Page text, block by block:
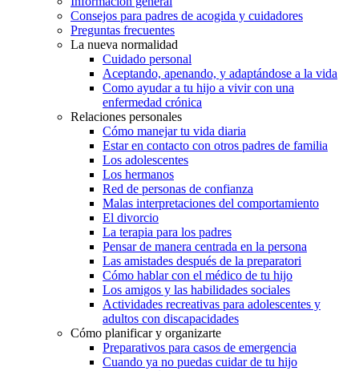
Consejos para padres de acogida y cuidadores
Preguntas frecuentes
La nueva normalidad
Cuidado personal
Aceptando, apenando, y adaptándose a la vida
Como ayudar a tu hijo a vivir con una
enfermedad crónica
Relaciones personales
Cómo manejar tu vida diaria
Estar en contacto con otros padres de familia
Los adolescentes
Los hermanos
Red de personas de confianza
Malas interpretaciones del comportamiento
El divorcio
La terapia para los padres
Pensar de manera centrada en la persona
Las amistades después de la preparatori
Cómo hablar con el médico de tu hijo
Los amigos y las habilidades sociales
Actividades recreativas para adolescentes y
adultos con discapacidades
Cómo planificar y organizarte
Preparativos para casos de emergencia
Cuando ya no puedas cuidar de tu hijo